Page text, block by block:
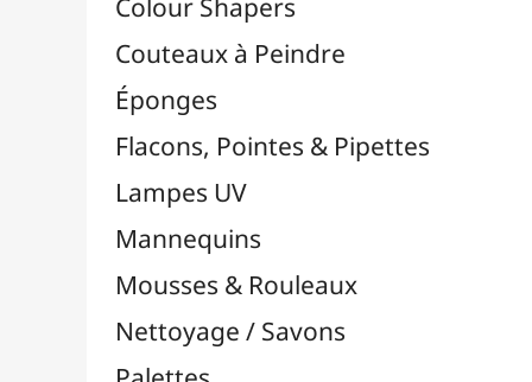
Pinceaux Poils Naturels
Pinceaux Poils Synthétiques
Pinceaux pour Acrylique
Pinceaux pour Aquarelle
Pinceaux pour Calligraphie
Pinceaux pour Gouache
Pinceaux pour Huile
Pinceaux Réservoir
Rangement
Récipients